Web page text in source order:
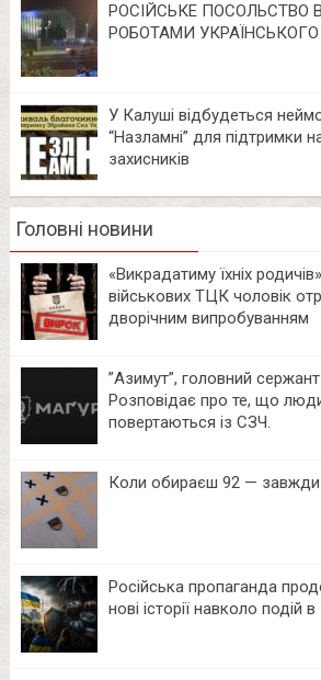
РОСІЙСЬКЕ ПОСОЛЬСТВО
РОБОТАМИ
У Калуші відбудеться
“Назламні” для підтримки
захисників
Головні новини
«Викрадатиму їхніх
військових ТЦК чоловік
дворічним випробуванням
⁨”Азимут”, головний
Розповідає про те, що
повертаються із СЗЧ.
Коли обираєш 92 —
Російська пропаганда
нові історії навколо подій в